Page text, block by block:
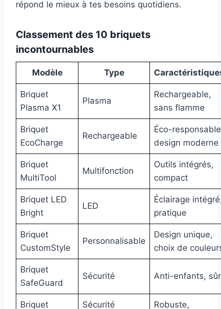
répond le mieux à tes besoins quotidiens.
Classement des 10 briquets
incontournables
Modèle Type
Briquet
Plasma X1
Plasma
Rechargeable,
sans flamme
Briquet
EcoCharge
Rechargeable
Éco-
design moderne
Briquet
MultiTool
Multifonction
Outils intégrés,
compact
Briquet LED
Bright
LED
Éclairage
pratique
Briquet
CustomStyle
Personnalisable
Design unique,
choix de
Briquet
SafeGuard
Sécurité Anti-enfants, sûr
Briquet
Sécurité
Robuste,